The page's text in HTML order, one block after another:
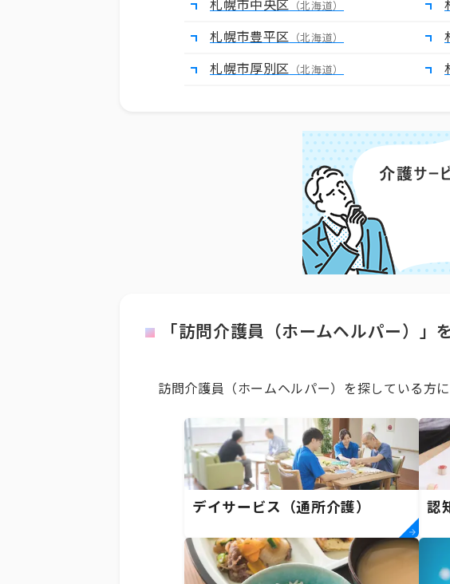
札幌市中央区 （北海道）
札幌市豊平区 （北海道）
札幌市厚別区 （北海道）
「訪問介護員（ホームヘルパー）
訪問介護員（ホームヘルパー）を探している方
デイサービス（通所介護） 認